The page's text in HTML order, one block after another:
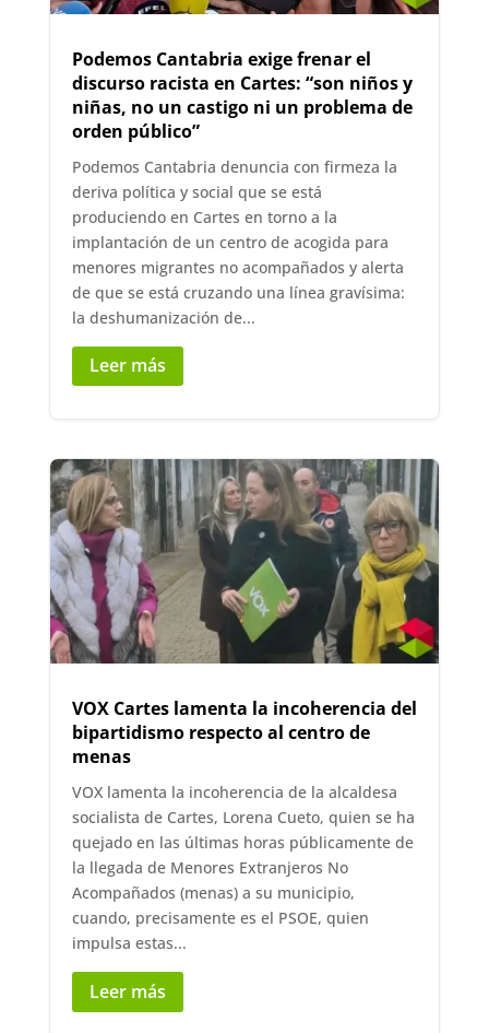
Podemos Cantabria exige frenar el
discurso racista en Cartes: “son niños y
niñas, no un castigo ni un problema de
orden público”
Podemos Cantabria denuncia con firmeza la
deriva política y social que se está
produciendo en Cartes en torno a la
implantación de un centro de acogida para
menores migrantes no acompañados y alerta
de que se está cruzando una línea gravísima:
la deshumanización de...
Leer más
VOX Cartes lamenta la incoherencia del
bipartidismo respecto al centro de
menas
VOX lamenta la incoherencia de la alcaldesa
socialista de Cartes, Lorena Cueto, quien se ha
quejado en las últimas horas públicamente de
la llegada de Menores Extranjeros No
Acompañados (menas) a su municipio,
cuando, precisamente es el PSOE, quien
impulsa estas...
Leer más